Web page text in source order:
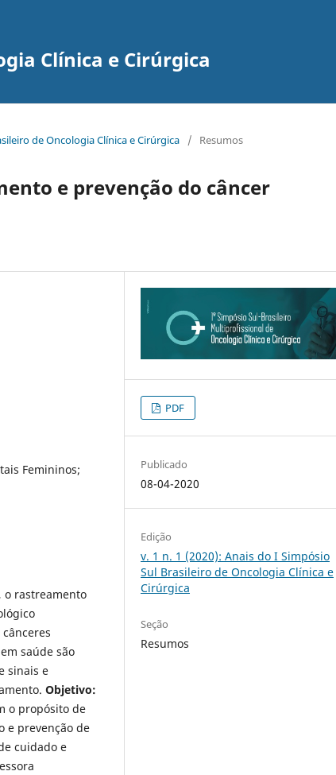
Clínica e Cirúrgica
de Oncologia Clínica e Cirúrgica / Resumos
e prevenção do câncer
Femininos;
o rastreamento
saúde são
sinais e
Objetivo:
o propósito de
e prevenção de
cuidado e
PDF
Publicado
08-04-2020
Edição
v. 1 n. 1 (2020): Anais do I Simpósio
Sul Brasileiro de Oncologia Clínica e
Cirúrgica
Seção
Resumos